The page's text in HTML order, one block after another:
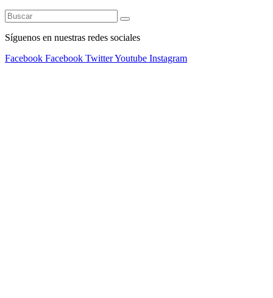
Síguenos en nuestras redes sociales
Facebook Facebook TwitterYoutube Instagram